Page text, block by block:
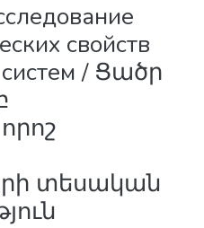
свойств
/ Ցածր
տեսական